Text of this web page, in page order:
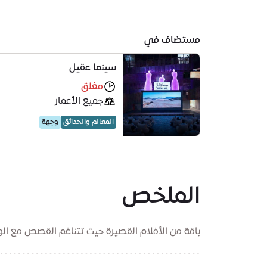
مستضاف في
سينما عقيل
مغلق
جميع الأعمار
المعالم والحدائق وجهة
الملخص
باقة من الأفلام القصيرة حيث تتناغم القصص مع